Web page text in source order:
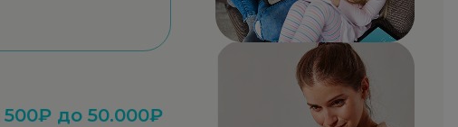
500₽ до 50.000₽